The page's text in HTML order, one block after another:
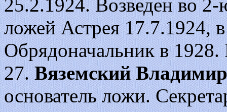
25.2.1924. Возведен во 2-
ложей Астрея 17.7.1924,
Обрядоначальник в
27.Вяземский
основатель ложи.